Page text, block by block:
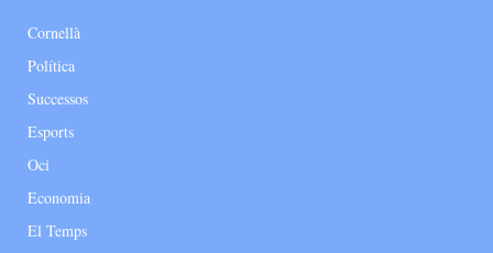
Cornellà
Política
Successos
Esports
Oci
Economia
El Temps